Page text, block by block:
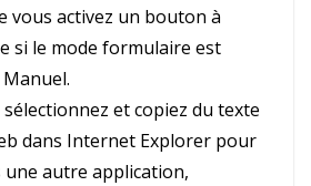
vous activez un bouton à
si le mode formulaire est
et copiez du texte
dans Internet Explorer pour
une autre application,